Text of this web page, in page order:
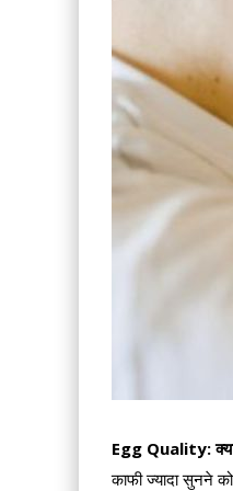
Egg Quality:
काफी ज्यादा सुनने